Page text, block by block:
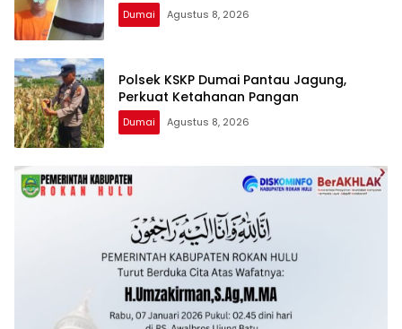
Dumai Agustus 8, 2026
Polsek KSKP Dumai Pantau Jagung,
Perkuat Ketahanan Pangan
Dumai Agustus 8, 2026